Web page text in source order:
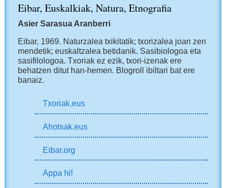
Eibar, Euskalkiak, Natura, Etnografia
Asier Sarasua Aranberri
Eibar, 1969. Naturzalea txikitatik; txorizalea joan zen
mendetik; euskaltzalea betidanik. Sasibiologoa eta
sasifilologoa. Txoriak ez ezik, txori-izenak ere
behatzen ditut han-hemen. Blogroll ibiltari bat ere
banaiz.
Txoriak.eus
Ahotsak.eus
Eibar.org
Appa hi!